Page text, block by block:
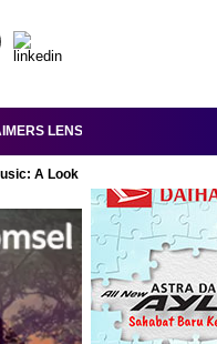
LENSA-RAKYAT.COM
A Look at Super Bowl